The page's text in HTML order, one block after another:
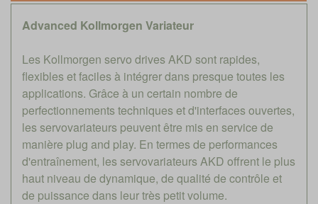
Advanced Kollmorgen Variateur
Les Kollmorgen servo drives AKD sont rapides,
flexibles et faciles à intégrer dans presque toutes les
applications. Grâce à un certain nombre de
perfectionnements techniques et d'interfaces ouvertes,
les servovariateurs peuvent être mis en service de
manière plug and play. En termes de performances
d'entraînement, les servovariateurs AKD offrent le plus
haut niveau de dynamique, de qualité de contrôle et
de puissance dans leur très petit volume.